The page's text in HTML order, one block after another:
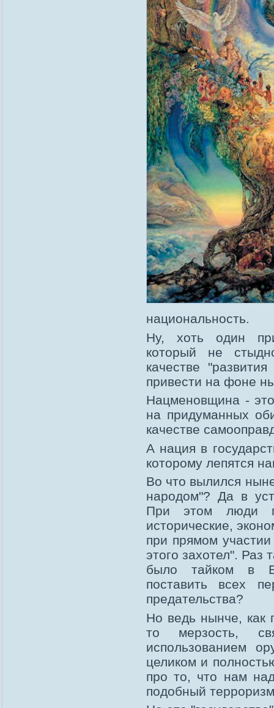
национальность.
Ну, хоть один
который не
качестве
привести на фоне
Нацменовщина -
на придуманных
качестве
А нация в
которому лепятся
Во что вылился
народом"? Да в
При этом люди
исторические,
при прямом
этого захотел". Раз
было тайком в
поставить всех
предательства?
Но ведь нынче, как
то мерзость,
использованием
целиком и
про то, что нам
подобный